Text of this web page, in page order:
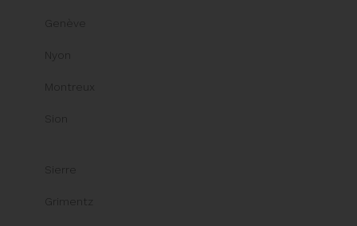
Genève
Nyon
Montreux
Sion
Sierre
Grimentz